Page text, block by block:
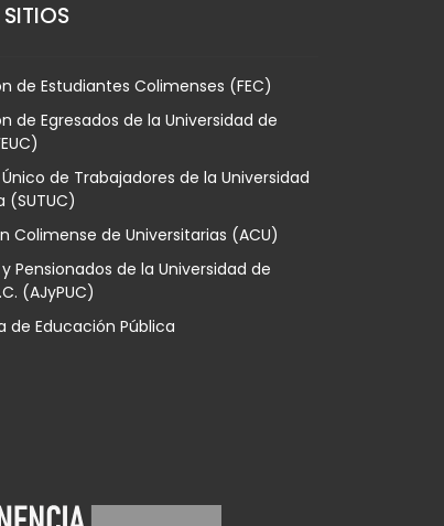
de Estudiantes Colimenses (FEC)
de Egresados de la Universidad de
de Trabajadores de la Universidad
(SUTUC)
Colimense de Universitarias (ACU)
Pensionados de la Universidad de
(AJyPUC)
de Educación Pública